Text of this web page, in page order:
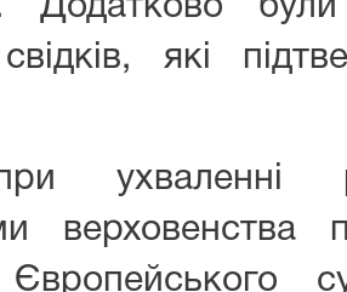
Додатково були
які
ухваленні
верховенства